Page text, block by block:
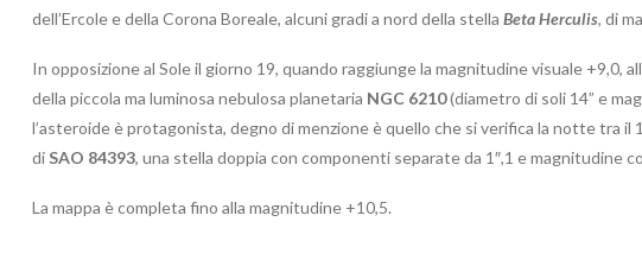
dell’Ercole e della Corona Boreale, alcuni gradi a nord della stella Beta Herculis, di
In opposizione al Sole il giorno 19, quando raggiunge la magnitudine visuale +9,0,
della piccola ma luminosa nebulosa planetaria NGC 6210(diametro di soli 14” e
l’asteroide è protagonista, degno di menzione è quello che si verifica la notte tra il
di SAO 84393, una stella doppia con componenti separate da 1″,1 e magnitudine
La mappa è completa fino alla magnitudine +10,5.